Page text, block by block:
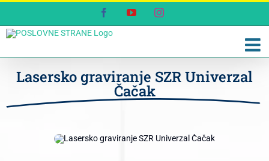
content
FacebookYouTubeInstagram
Lasersko graviranje SZR Univerzal
Čačak